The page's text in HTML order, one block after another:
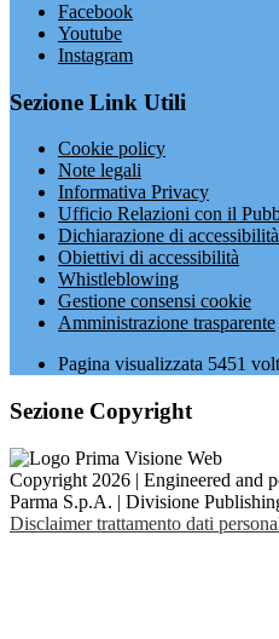
Facebook
Youtube
Instagram
Sezione Link Utili
Cookie policy
Note legali
Informativa Privacy
Ufficio Relazioni con il
Dichiarazione di accessibilità
Obiettivi di accessibilità
Whistleblowing
Gestione consensi cookie
Amministrazione trasparente
Pagina visualizzata 5451
Sezione Copyright
Copyright 2026 | Engineered and
Parma S.p.A. | Divisione
Disclaimer trattamento dati